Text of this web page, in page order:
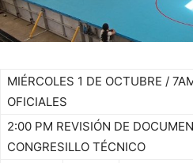
MIÉRCOLES 1 DE OCTUBRE /
OFICIALES
2:00 PM REVISIÓN DE
CONGRESILLO TÉCNICO